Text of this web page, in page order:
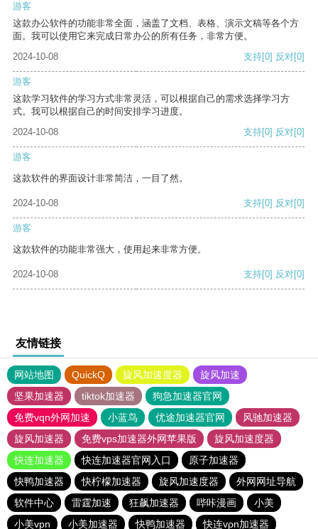
游客
这款办公软件的功能非常全面，涵盖了文档、表格、演示文稿等各个方
面。我可以使用它来完成日常办公的所有任务，非常方便。
2024-10-08
支持[0] 反对[0]
游客
这款学习软件的学习方式非常灵活，可以根据自己的需求选择学习方
式。我可以根据自己的时间安排学习进度。
2024-10-08
支持[0] 反对[0]
游客
这款软件的界面设计非常简洁，一目了然。
2024-10-08 支持[0] 反对[0]
游客
这款软件的功能非常强大，使用起来非常方便。
2024-10-08 支持[0] 反对[0]
友情链接
网站地图 QuickQ 旋风加速度器
旋风加速
坚果加速器
tiktok加速器
狗急加速器官网
免费vqn外网加速
小蓝鸟 优途加速器官网
风驰加速器
旋风加速器
免费vps加速器外网苹果版
旋风加速度器
快连加速器
快连加速器官网入口
原子加速器
快鸭加速器
快柠檬加速器 旋风加速度器
外网网址导航
软件中心
雷霆加速 狂飙加速器 哔咔漫画
小美
小美vpn
小美加速器 快鸭加速器
快连vρn加速器